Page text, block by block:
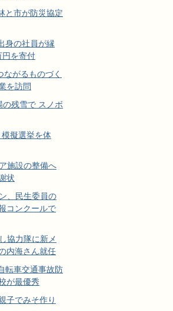
と市が防災協定
身の社員が縁
を寄付
がるものづく
を訪問
の残雪で スノボ
擬選挙を体
施設の整備へ
状
、民生委員の
コンクールで
協力隊に新メ
内海さん就任
転車交通事故防
が最優秀
子でみそ作り